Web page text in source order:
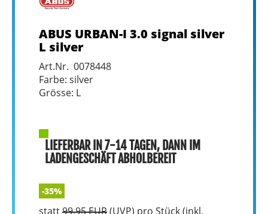
ABUS URBAN-I 3.0 signal silver
L silver
Art.Nr. 0078448
Farbe: silver
Grösse: L
LIEFERBAR IN 7-14 TAGEN, DANN IM
LADENGESCHÄFT ABHOLBEREIT
-35%
statt99,95 EUR(UVP) pro Stück (inkl.